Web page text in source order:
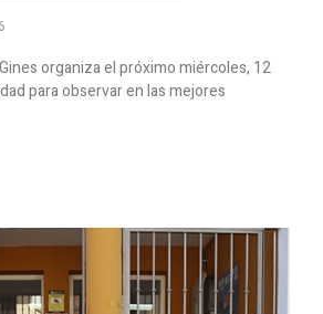
organiza el próximo miércoles, 12
para observar en las mejores